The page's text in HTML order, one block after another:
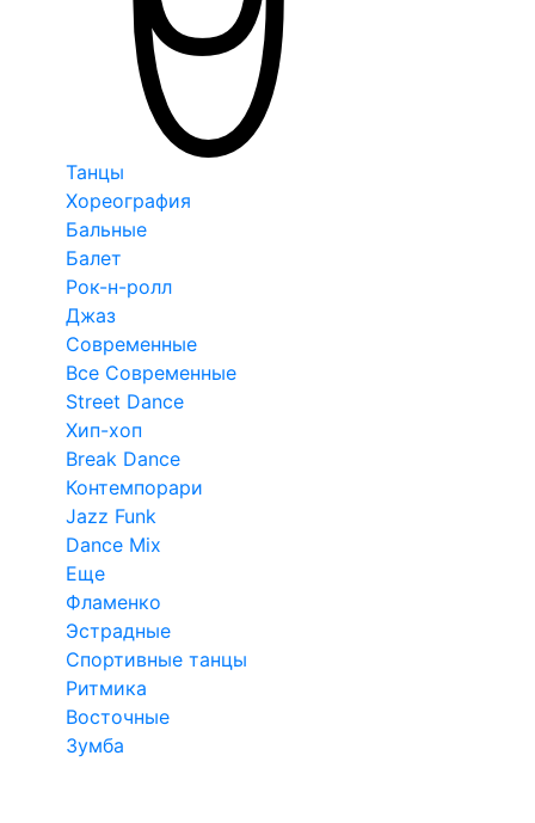
Танцы
Хореография
Бальные
Балет
Рок-н-ролл
Джаз
Современные
Все Современные
Street Dance
Хип-хоп
Break Dance
Контемпорари
Jazz Funk
Dance Mix
Еще
Фламенко
Эстрадные
Спортивные танцы
Ритмика
Восточные
Зумба